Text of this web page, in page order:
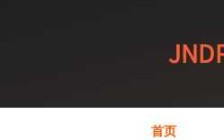
首页